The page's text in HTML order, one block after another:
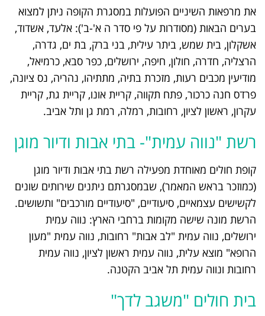
את מרפאות השיניים הפועלות במסגרת הקופה ניתן למצוא
בערים הבאות (מסודרות על פי סדר ה א'-ב'): אלעד, אשדוד,
אשקלון, בית שמש, ביתר עילית, בני ברק, בת ים, גדרה,
הרצליה, חדרה, חולון, חיפה, ירושלים, כפר סבא, כרמיאל,
מודיעין מכבים רעות, מזכרת בתיה, מתתיהו, נהריה, נס ציונה,
פרדס חנה כרכור, פתח תקווה, קריית אונו, קריית גת, קריית
עקרון, ראשון לציון, רחובות, רמלה, רמת גן ותל אביב.
רשת "נווה עמית"- בתי אבות ודיור מוגן
קופת חולים מאוחדת מפעילה רשת בתי אבות ודיור מוגן
(כמוזכר בראש המאמר), שבמסגרתם ניתנים שירותים שונים
לקשישים עצמאיים, סיעודיים, "סיעודיים מורכבים" ותשושים.
הרשת מונה שישה מקומות ברחבי הארץ: נווה עמית
ירושלים, נווה עמית "לב אבות" רחובות, נווה עמית "מעון
הרופא" מוצא עלית, נווה עמית ראשון לציון, נווה עמית
רחובות ונווה עמית תל אביב הקטנה.
בית חולים "משגב לדך"